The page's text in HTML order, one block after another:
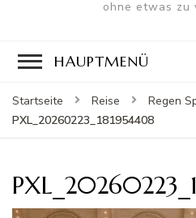
ohne etwas zu
HAUPTMENÜ
Startseite Reise
Regen
PXL_20260223_181954408